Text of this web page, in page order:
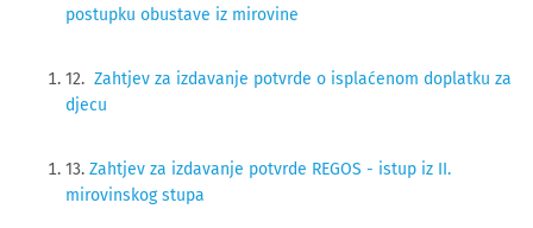
postupku obustave iz mirovine
12. Zahtjev za izdavanje potvrde o isplaćenom doplatku za
djecu
13. Zahtjev za izdavanje potvrde REGOS - istup iz II.
mirovinskog stupa